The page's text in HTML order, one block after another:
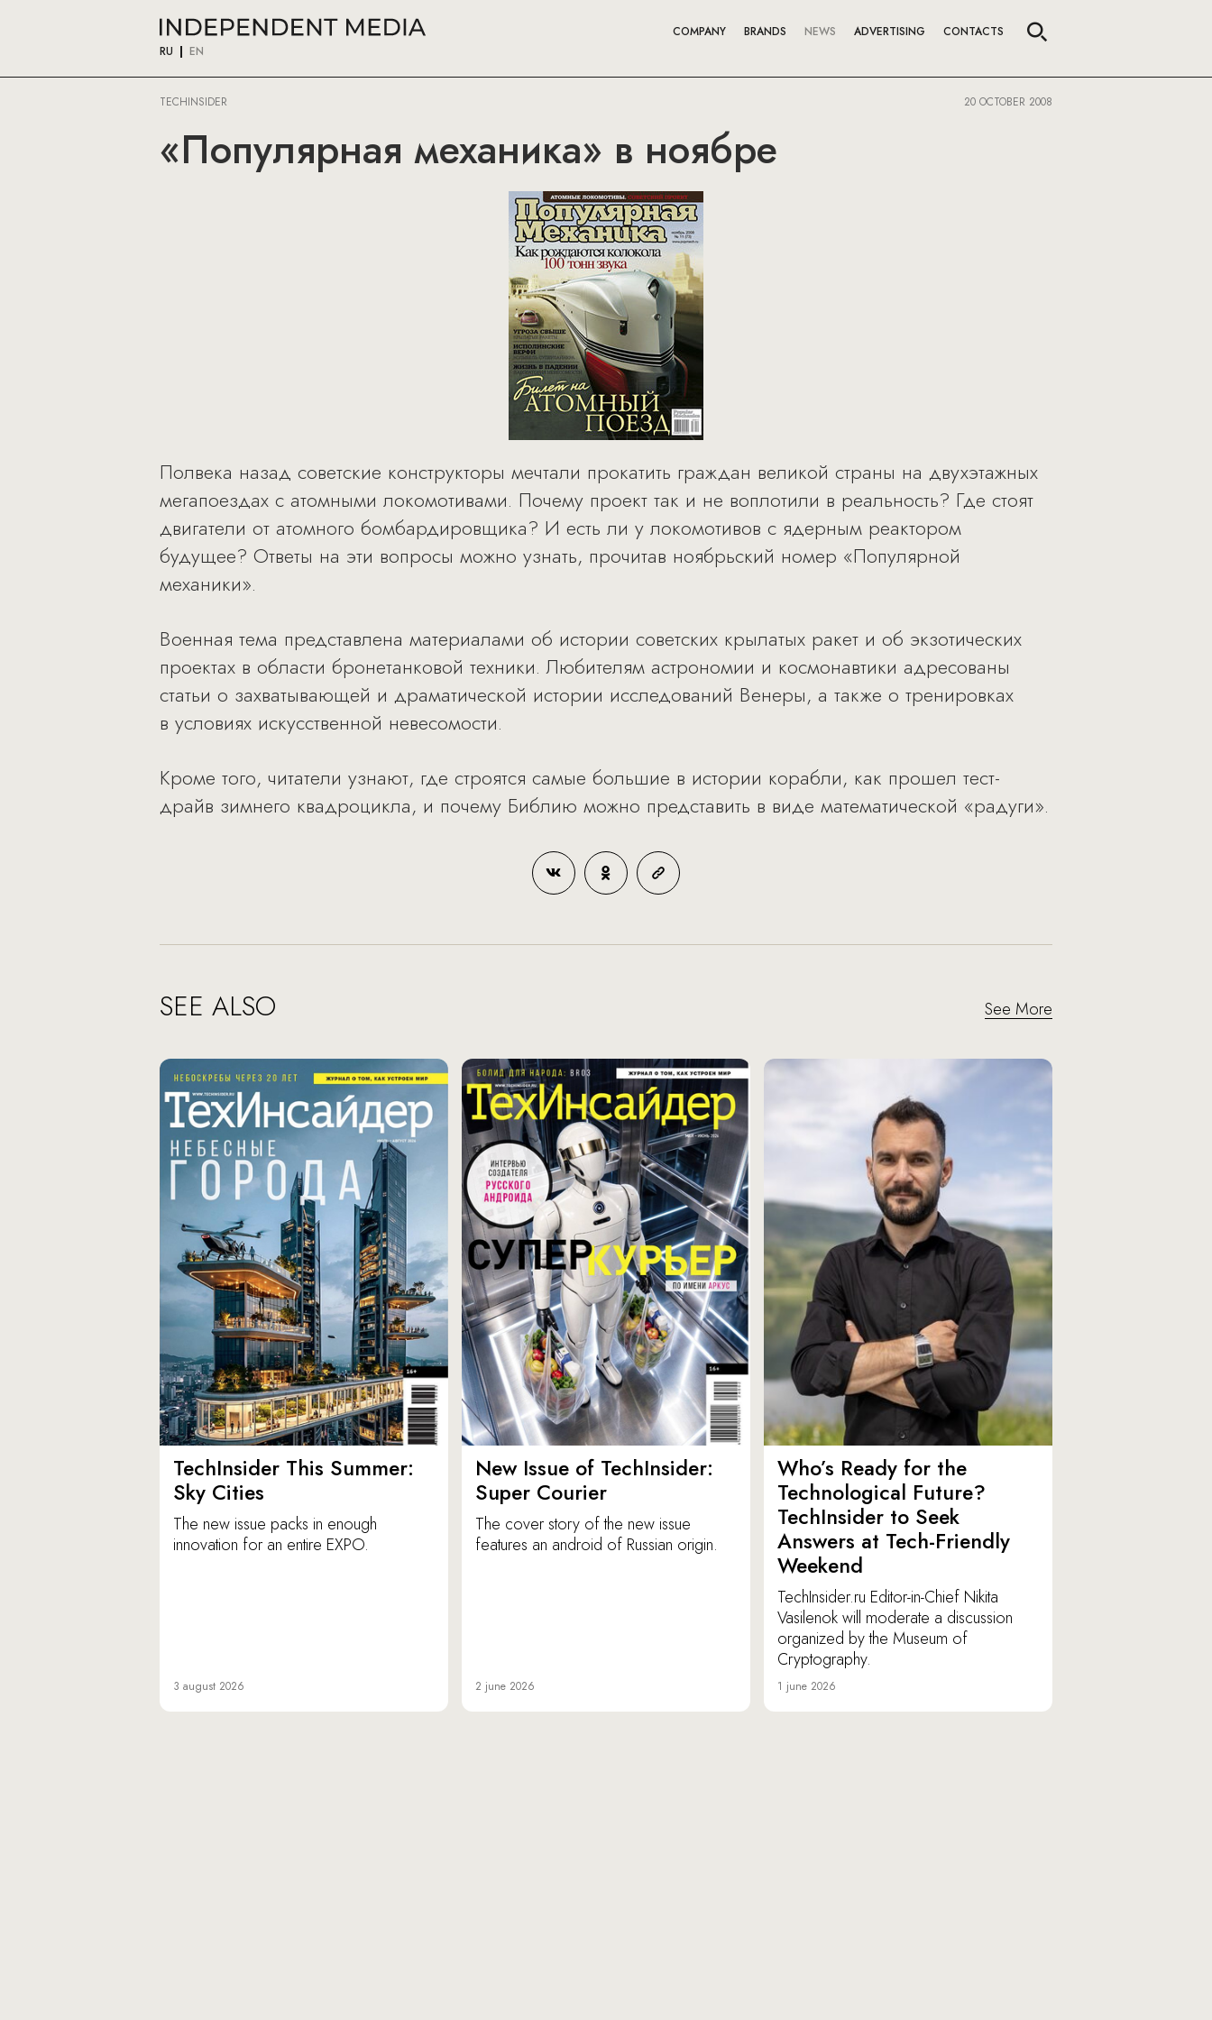
RU EN
COMPANY BRANDS NEWS ADVERTISING CONTACTS
TECHINSIDER 20 OCTOBER 2008
«Популярная механика» в ноябре
Полвека назад советские конструкторы мечтали прокатить граждан великой страны на двухэтажных
мегапоездах с атомными локомотивами. Почему проект так и не воплотили в реальность? Где стоят
двигатели от атомного бомбардировщика? И есть ли у локомотивов с ядерным реактором
будущее? Ответы на эти вопросы можно узнать, прочитав ноябрьский номер «Популярной
механики».
Военная тема представлена материалами об истории советских крылатых ракет и об экзотических
проектах в области бронетанковой техники. Любителям астрономии и космонавтики адресованы
статьи о захватывающей и драматической истории исследований Венеры, а также о тренировках
в условиях искусственной невесомости.
Кроме того, читатели узнают, где строятся самые большие в истории корабли, как прошел тест-
драйв зимнего квадроцикла, и почему Библию можно представить в виде математической «радуги».
SEE ALSO See More
TechInsider This Summer:
Sky Cities
The new issue packs in enough
innovation for an entire EXPO.
3 august 2026
New Issue of TechInsider:
Super Courier
The cover story of the new issue
features an android of Russian origin.
2 june 2026
Who’s Ready for the
Technological Future?
TechInsider to Seek
Answers at Tech-Friendly
Weekend
TechInsider.ru Editor-in-Chief Nikita
Vasilenok will moderate a discussion
organized by the Museum of
Cryptography.
1 june 2026